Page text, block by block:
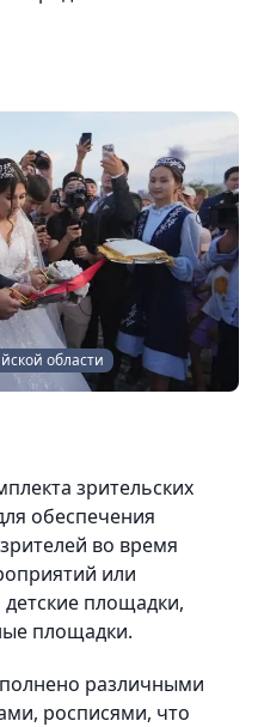
области
зрительских
обеспечения
во время
или
площадки,
площадки.
различными
росписями, что